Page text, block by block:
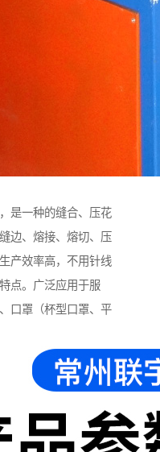
是一种的缝合、压花
边、熔接、熔切、压
产效率高，不用针线
点。广泛应用于服
口罩（杯型口罩、平